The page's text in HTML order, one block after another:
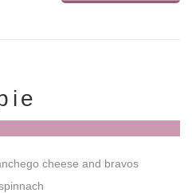
cheese and bravos